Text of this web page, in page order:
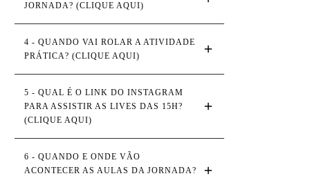
JORNADA? (CLIQUE AQUI)
4 - QUANDO VAI ROLAR A ATIVIDADE
PRÁTICA? (CLIQUE AQUI)
5 - QUAL É O LINK DO INSTAGRAM
PARA ASSISTIR AS LIVES DAS 15H?
(CLIQUE AQUI)
6 - QUANDO E ONDE VÃO
ACONTECER AS AULAS DA JORNADA?